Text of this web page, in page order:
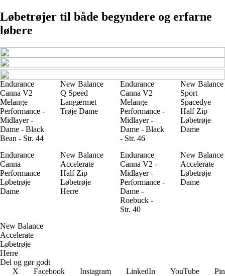
Løbetrøjer til både begyndere og erfarne
løbere
Endurance
Canna V2
Melange
Performance -
Midlayer -
Dame - Black
Bean - Str. 44
New Balance
Q Speed
Langærmet
Trøje Dame
Endurance
Canna V2
Melange
Performance -
Midlayer -
Dame - Black
- Str. 46
New Balance
Sport
Spacedye
Half Zip
Løbetrøje
Dame
Endurance
Canna
Performance
Løbetrøje
Dame
New Balance
Accelerate
Half Zip
Løbetrøje
Herre
Endurance
Canna V2 -
Midlayer -
Performance -
Dame -
Roebuck -
Str. 40
New Balance
Accelerate
Løbetrøje
Dame
New Balance
Accelerate
Løbetrøje
Herre
Del og gør godt
X
Facebook Instagram LinkedIn YouTube